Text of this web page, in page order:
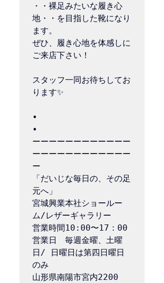
・・裸足みたいな履き心
地・・を目指した靴になり
ます。
ぜひ、履き心地を体感しに
ご来店下さい！
スタッフ一同お待ちしてお
ります✨
•
•
ーーーーーーーーーーーー
ーーーーーーーーーーーー
ー
「だいじな毎日の、その足
元へ」
宮城興業本社ショールー
ム/レザーギャラリー
営業時間10:00〜17：00
営業日　毎週金曜、土曜
日/ 日曜日は第四日曜日
のみ
山形県南陽市宮内2200